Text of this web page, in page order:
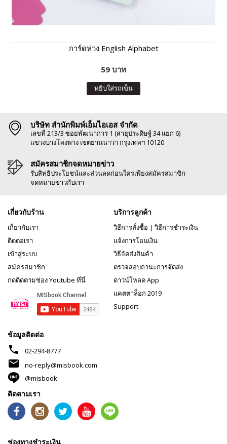
การ์ดห่วง English Alphabet
59 บาท
หยิบใส่รถเข็น
บริษัท สำนักพิมพ์เอ็มไอเอส จำกัด
เลขที่ 213/3 ซอยพัฒนาการ 1 (สาธุประดิษฐ์ 34 แยก 6)
แขวงบางโพงพาง เขตยานนาวา กรุงเทพฯ 10120
สมัครสมาชิกจดหมายข่าว
รับสิทธิประโยชน์และส่วนลดก่อนใครเพียงสมัครสมาชิก
จดหมายข่าวกับเรา
เกี่ยวกับร้าน
เกี่ยวกับเรา
ติดต่อเรา
เข้าสู่ระบบ
สมัครสมาชิก
กดติดตามช่อง Youtube ที่นี่
บริการลูกค้า
วิธีการสั่งซื้อ | วิธีการชำระเงิน
แจ้งการโอนเงิน
วิธีจัดส่งสินค้า
ตรวจสอบถานะการจัดส่ง
ดาวน์โหลด App
แคตตาล็อก 2019
Support
ข้อมูลติดต่อ
phone 02-294-8777
mail
no-reply@misbook.com
@misbook
ติดตามเรา
ช่องทางชำระเงิน